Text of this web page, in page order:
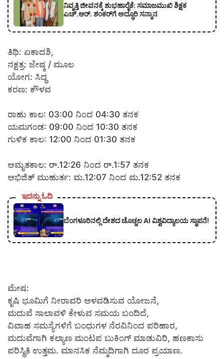
ನಿವೃತ್ತಿ ಜೀವನಕ್ಕೆ ಶುಭಹಾರೈಕೆ: ಸಮಾಜಮುಖಿ ಶಿಕ್ಷಕ
ಎಚ್.ಆರ್. ಶಂಕರ್‌ಗೆ ಅದ್ಧೂರಿ ಸನ್ಮಾನ
ತಿಥಿ: ಏಕಾದಶಿ,
ನಕ್ಷತ್ರ: ಜೇಷ್ಠ / ಮೂಲ
ಯೋಗ: ಸಿದ್ಧ
ಕರಣ: ಕೌಳವ
ರಾಹು ಕಾಲ: 03:00 ನಿಂದ 04:30 ತನಕ
ಯಮಗಂಡ: 09:00 ನಿಂದ 10:30 ತನಕ
ಗುಳಿಕ ಕಾಲ: 12:00 ನಿಂದ 01:30 ತನಕ
ಅಮೃತಕಾಲ: రా.12:26 ನಿಂದ రా.1:57 ತನಕ
ಅಭಿಜಿತ್ ಮುಹುರ್ತ: ಮ.12:07 ನಿಂದ ಮ.12:52 ತನಕ
ಇದನ್ನು ಓದಿ
ಬೆಂಗಳೂರಿನಲ್ಲಿ ದೇಶದ ಚೊಚ್ಚಲ AI ವಿಶ್ವವಿದ್ಯಾಲಯ ಸ್ಥಾಪನೆ!
ಮೇಷ:
ಕೃಷಿ ಭೂಮಿಗೆ ನೀರಾವರಿ ಅಳವಡಿಸುವ ಯೋಜನೆ,
ಮದುವೆ ಸಾಲಾವಳಿ ಕೇಳುವ ಸಮಯ ಬಂದಿದೆ,
ವಿವಾಹ ಸಮಸ್ಯೆಗಳಿಗೆ ಬಂಧುಗಳ ನೆರವಿನಿಂದ ಪರಿಹಾರ,
ಮದುವೆಗಾಗಿ ಕಲ್ಯಾಣ ಮಂಟಪ ಬುಕಿಂಗ್ ಮಾಡುವಿರಿ, ಹಣಕಾಸು
ಪರಿಸ್ಥಿತಿ ಉತ್ತಮ. ಮಾನಸಿಕ ನೆಮ್ಮದಿಗಾಗಿ ದೂರ ಪ್ರಯಾಣ.